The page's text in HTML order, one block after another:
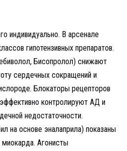
индивидуально. В арсенале
гипотензивных препаратов.
Бисопролол) снижают
сердечных сокращений и
Блокаторы рецепторов
контролируют АД и
недостаточности.
на основе эналаприла) показаны
Агонисты